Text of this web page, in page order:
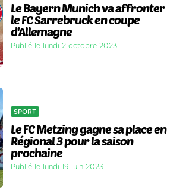
Le Bayern Munich va affronter
le FC Sarrebruck en coupe
d'Allemagne
Publié le lundi 2 octobre 2023
SPORT
Le FC Metzing gagne sa place en
Régional 3 pour la saison
prochaine
Publié le lundi 19 juin 2023